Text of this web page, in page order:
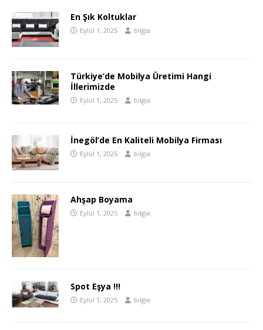
En Şık Koltuklar
Eylül 1, 2025 bilgia
Türkiye’de Mobilya Üretimi Hangi
İllerimizde
Eylül 1, 2025 bilgia
İnegöl’de En Kaliteli Mobilya Firması
Eylül 1, 2025 bilgia
Ahşap Boyama
Eylül 1, 2025 bilgia
Spot Eşya !!!
Eylül 1, 2025 bilgia